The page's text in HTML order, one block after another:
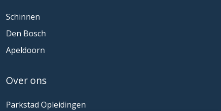
Schinnen
Den Bosch
Apeldoorn
Over ons
Parkstad Opleidingen